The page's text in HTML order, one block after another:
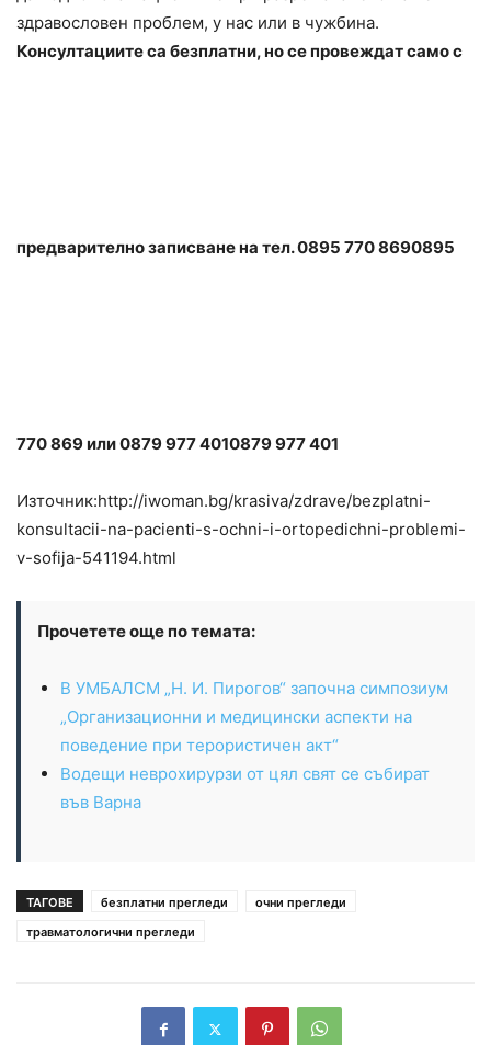
здравословен проблем, у нас или в чужбина.
Консултациите са безплатни, но се провеждат само с
предварително записване на тел.0895 770 8690895
770 869или0879 977 4010879 977 401
Източник:http://iwoman.bg/krasiva/zdrave/bezplatni-
konsultacii-na-pacienti-s-ochni-i-ortopedichni-problemi-
v-sofija-541194.html
Прочетете още по темата:
В УМБАЛСМ „Н. И. Пирогов“ започна симпозиум
„Организационни и медицински аспекти на
поведение при терористичен акт“
Водещи неврохирурзи от цял свят се събират
във Варна
ТАГОВЕ безплатни прегледи
очни прегледи
травматологични прегледи